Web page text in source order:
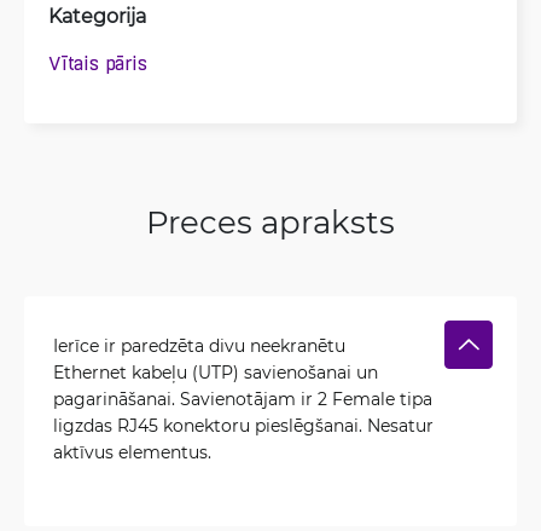
Kategorija
Vītais pāris
Preces apraksts
Ierīce ir paredzēta divu neekranētu
Ethernet kabeļu (UTP) savienošanai un
pagarināšanai. Savienotājam ir 2 Female tipa
ligzdas RJ45 konektoru pieslēgšanai. Nesatur
aktīvus elementus.